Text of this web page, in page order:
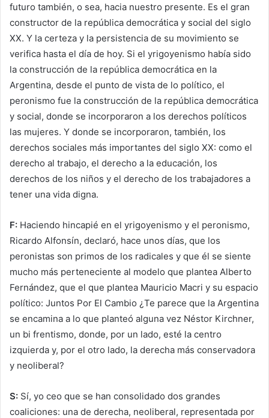
futuro también, o sea, hacia nuestro presente. Es el gran
constructor de la república democrática y social del siglo
XX. Y la certeza y la persistencia de su movimiento se
verifica hasta el día de hoy. Si el yrigoyenismo había sido
la construcción de la república democrática en la
Argentina, desde el punto de vista de lo político, el
peronismo fue la construcción de la república democrática
y social, donde se incorporaron a los derechos políticos
las mujeres. Y donde se incorporaron, también, los
derechos sociales más importantes del siglo XX: como el
derecho al trabajo, el derecho a la educación, los
derechos de los niños y el derecho de los trabajadores a
tener una vida digna.
F: Haciendo hincapié en el yrigoyenismo y el peronismo,
Ricardo Alfonsín, declaró, hace unos días, que los
peronistas son primos de los radicales y que él se siente
mucho más perteneciente al modelo que plantea Alberto
Fernández, que el que plantea Mauricio Macri y su espacio
político: Juntos Por El Cambio ¿Te parece que la Argentina
se encamina a lo que planteó alguna vez Néstor Kirchner,
un bi frentismo, donde, por un lado, esté la centro
izquierda y, por el otro lado, la derecha más conservadora
y neoliberal?
S: Sí, yo ceo que se han consolidado dos grandes
coaliciones: una de derecha, neoliberal, representada por